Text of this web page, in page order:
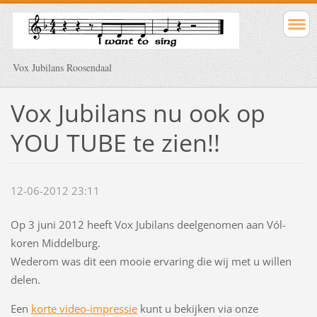
Vox Jubilans Roosendaal
Vox Jubilans nu ook op
YOU TUBE te zien!!
12-06-2012 23:11
Op 3 juni 2012 heeft Vox Jubilans deelgenomen aan Vól-
koren Middelburg.
Wederom was dit een mooie ervaring die wij met u willen
delen.
Een korte video-impressiekunt u bekijken via onze